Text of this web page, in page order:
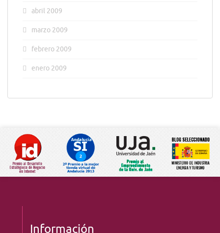
abril 2009
marzo 2009
febrero 2009
enero 2009
Información